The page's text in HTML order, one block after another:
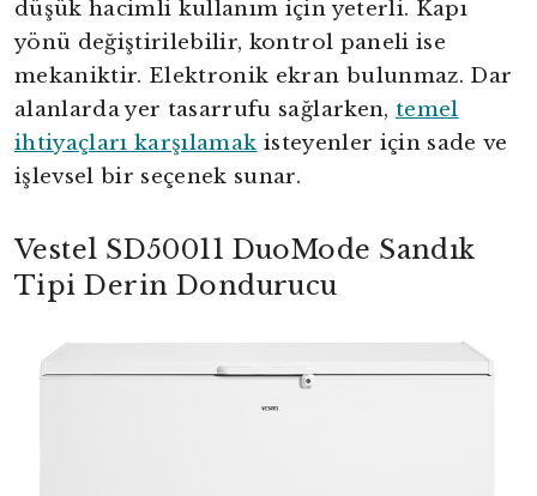
düşük hacimli kullanım için yeterli. Kapı
yönü değiştirilebilir, kontrol paneli ise
mekaniktir. Elektronik ekran bulunmaz. Dar
alanlarda yer tasarrufu sağlarken, temel
ihtiyaçları karşılamak isteyenler için sade ve
işlevsel bir seçenek sunar.
Vestel SD50011 DuoMode Sandık
Tipi Derin Dondurucu